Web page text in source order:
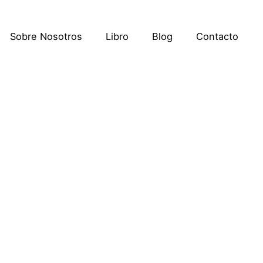
Sobre Nosotros Libro Blog Contacto